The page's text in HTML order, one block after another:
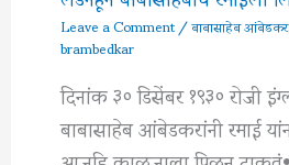
Leave a Comment/बाबासाहेब आंबेडकर
brambedkar
दिनांक ३० डिसेंबर १९३० रोजी
बाबासाहेब आंबेडकरांनी रमाई